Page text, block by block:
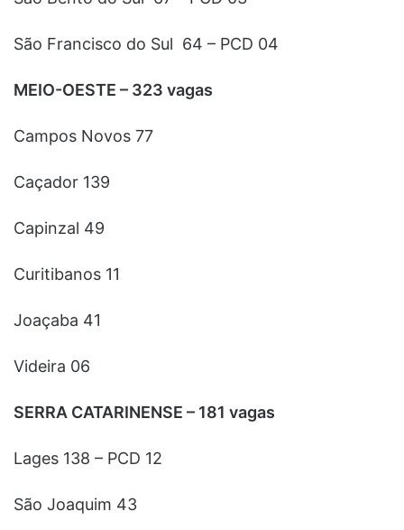
São Francisco do Sul 64 – PCD 04
MEIO-OESTE – 323 vagas
Campos Novos 77
Caçador 139
Capinzal 49
Curitibanos 11
Joaçaba 41
Videira 06
SERRA CATARINENSE – 181 vagas
Lages 138 – PCD 12
São Joaquim 43